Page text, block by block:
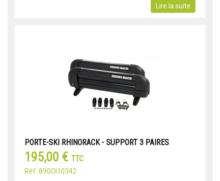
Lire la suite
PORTE-SKI RHINORACK - SUPPORT 3 PAIRES
195,00 € TTC
Réf: 890OI10342